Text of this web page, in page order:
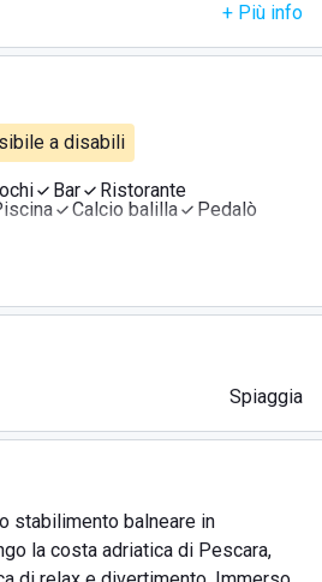
+ Più info
a disabili
Bar
Ristorante
Calcio balilla
Pedalò
Spiaggia
stabilimento balneare in
la costa adriatica di Pescara,